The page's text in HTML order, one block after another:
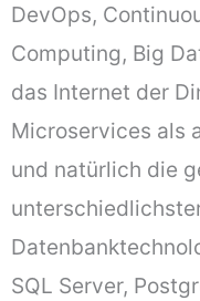
DevOps,
Computing, Big
das Internet der
Microservices als
und natürlich die
SQL Server,